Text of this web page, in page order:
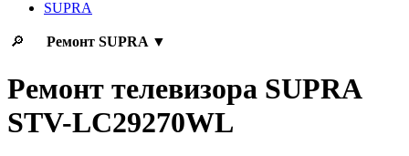
SUPRA
🔎 Ремонт SUPRA ▼
Ремонт телевизора SUPRA
STV-LC29270WL